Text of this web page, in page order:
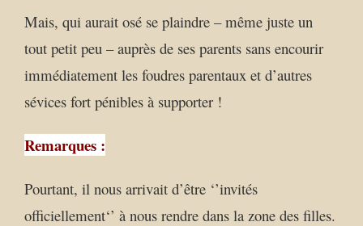
Mais, qui aurait osé se plaindre – même juste un
tout petit peu – auprès de ses parents sans encourir
immédiatement les foudres parentaux et d’autres
sévices fort pénibles à supporter !
Remarques :
Pourtant, il nous arrivait d’être ‘’invités
officiellement‘’ à nous rendre dans la zone des filles.